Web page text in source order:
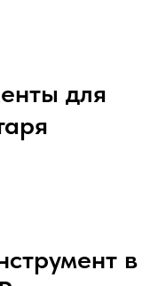
для
в